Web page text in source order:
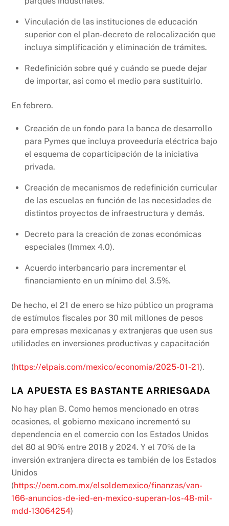
Vinculación de las instituciones de educación
superior con el plan-decreto de relocalización que
incluya simplificación y eliminación de trámites.
Redefinición sobre qué y cuándo se puede dejar
de importar, así como el medio para sustituirlo.
En febrero.
Creación de un fondo para la banca de desarrollo
para Pymes que incluya proveeduría eléctrica bajo
el esquema de coparticipación de la iniciativa
privada.
Creación de mecanismos de redefinición curricular
de las escuelas en función de las necesidades de
distintos proyectos de infraestructura y demás.
Decreto para la creación de zonas económicas
especiales (Immex 4.0).
Acuerdo interbancario para incrementar el
financiamiento en un mínimo del 3.5%.
De hecho, el 21 de enero se hizo público un programa
de estímulos fiscales por 30 mil millones de pesos
para empresas mexicanas y extranjeras que usen sus
utilidades en inversiones productivas y capacitación
(https://elpais.com/mexico/economia/2025-01-21).
LA APUESTA ES BASTANTE ARRIESGADA
No hay plan B. Como hemos mencionado en otras
ocasiones, el gobierno mexicano incrementó su
dependencia en el comercio con los Estados Unidos
del 80 al 90% entre 2018 y 2024. Y el 70% de la
inversión extranjera directa es también de los Estados
Unidos
(https://oem.com.mx/elsoldemexico/finanzas/van-
166-anuncios-de-ied-en-mexico-superan-los-48-mil-
mdd-13064254)